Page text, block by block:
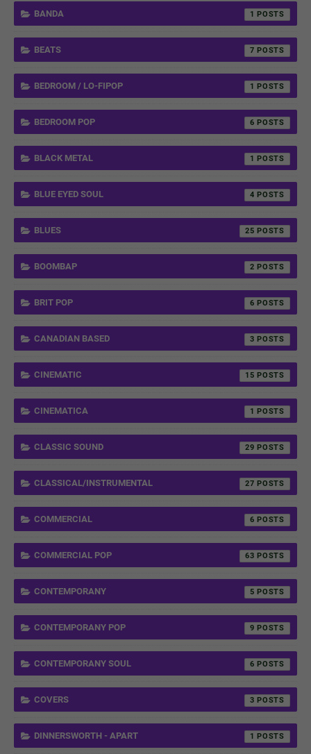
BANDA 1
BEATS 7
BEDROOM / LO-FIPOP 1
BEDROOM POP 6
BLACK METAL 1
BLUE EYED SOUL 4
BLUES 25
BOOMBAP 2
BRIT POP 6
CANADIAN BASED 3
CINEMATIC 15
CINEMATICA 1
CLASSIC SOUND 29
CLASSICAL/INSTRUMENTAL 27
COMMERCIAL 6
COMMERCIAL POP 63
CONTEMPORANY 5
CONTEMPORANY POP 9
CONTEMPORANY SOUL 6
COVERS 3
DINNERSWORTH - APART 1